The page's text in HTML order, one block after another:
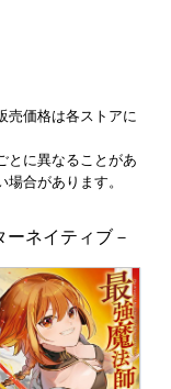
売価格は各ストアに
とに異なることがあ
合があります。
ネイティブ－